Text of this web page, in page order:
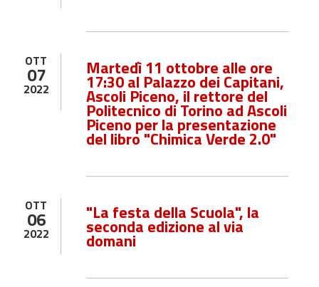
OTT
07
2022
Martedì 11 ottobre alle ore
17:30 al Palazzo dei Capitani,
Ascoli Piceno, il rettore del
Politecnico di Torino ad Ascoli
Piceno per la presentazione
del libro "Chimica Verde 2.0"
OTT
06
2022
"La festa della Scuola", la
seconda edizione al via
domani